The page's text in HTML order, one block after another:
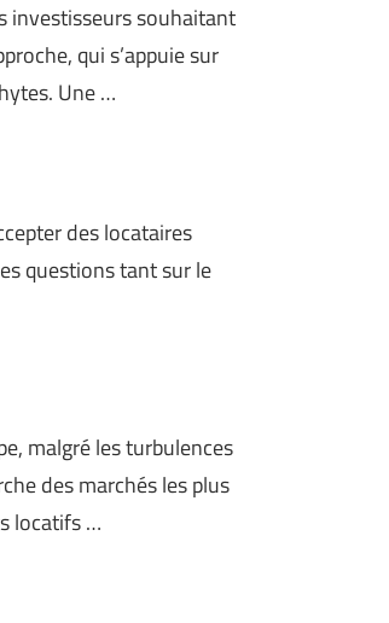
investisseurs souhaitant
qui s’appuie sur
Une …
des locataires
questions tant sur le
malgré les turbulences
des marchés les plus
locatifs …